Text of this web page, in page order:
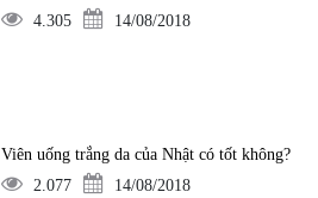
4.305
14/08/2018
Viên uống trắng da của Nhật có tốt không?
2.077
14/08/2018